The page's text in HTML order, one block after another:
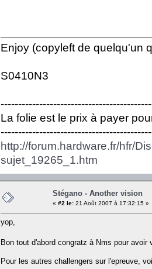
Enjoy (copyleft de quelqu'un
S0410N3
La folie est le prix à payer
http://forum.hardware.fr/hfr/
sujet_19265_1.htm
Stégano - Another vision
« #2 le: 21 Août 2007 à 17:32:15 »
yop,
Bon tout d'abord congratz à Nms pour avoir
Pour les autres challengers sur l'epreuve,